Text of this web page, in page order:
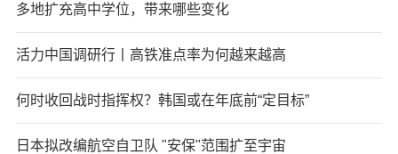
多地扩充高中学位，带来哪些变化
活力中国调研行丨高铁准点率为何越来越高
何时收回战时指挥权？韩国或在年底前“定目标”
日本拟改编航空自卫队 "安保"范围扩至宇宙